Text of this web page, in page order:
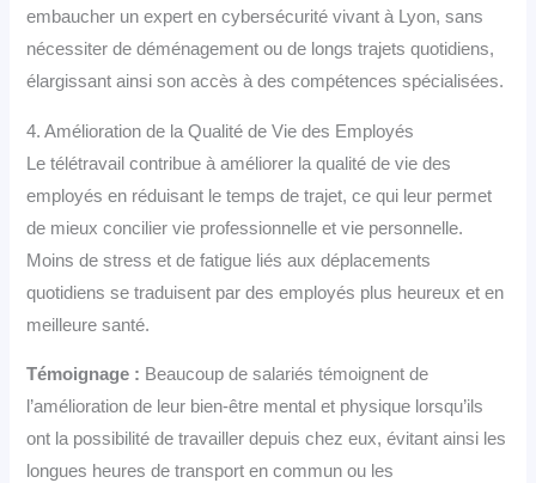
embaucher un expert en cybersécurité vivant à Lyon, sans
nécessiter de déménagement ou de longs trajets quotidiens,
élargissant ainsi son accès à des compétences spécialisées.
4. Amélioration de la Qualité de Vie des Employés
Le télétravail contribue à améliorer la qualité de vie des
employés en réduisant le temps de trajet, ce qui leur permet
de mieux concilier vie professionnelle et vie personnelle.
Moins de stress et de fatigue liés aux déplacements
quotidiens se traduisent par des employés plus heureux et en
meilleure santé.
Témoignage : Beaucoup de salariés témoignent de
l’amélioration de leur bien-être mental et physique lorsqu’ils
ont la possibilité de travailler depuis chez eux, évitant ainsi les
longues heures de transport en commun ou les